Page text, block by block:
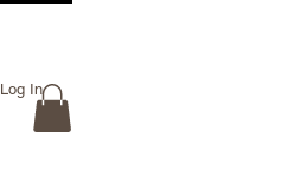
Log In